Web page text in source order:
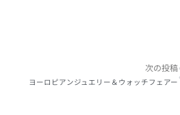
次の投稿
ヨーロピアンジュエリー＆ウォッチフェアー